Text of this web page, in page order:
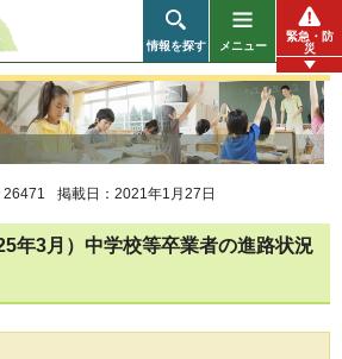
情報を探す メニュー
緊急・防
災
26471 掲載日：2021年1月27日
年3月）中学校等卒業者の進路状況